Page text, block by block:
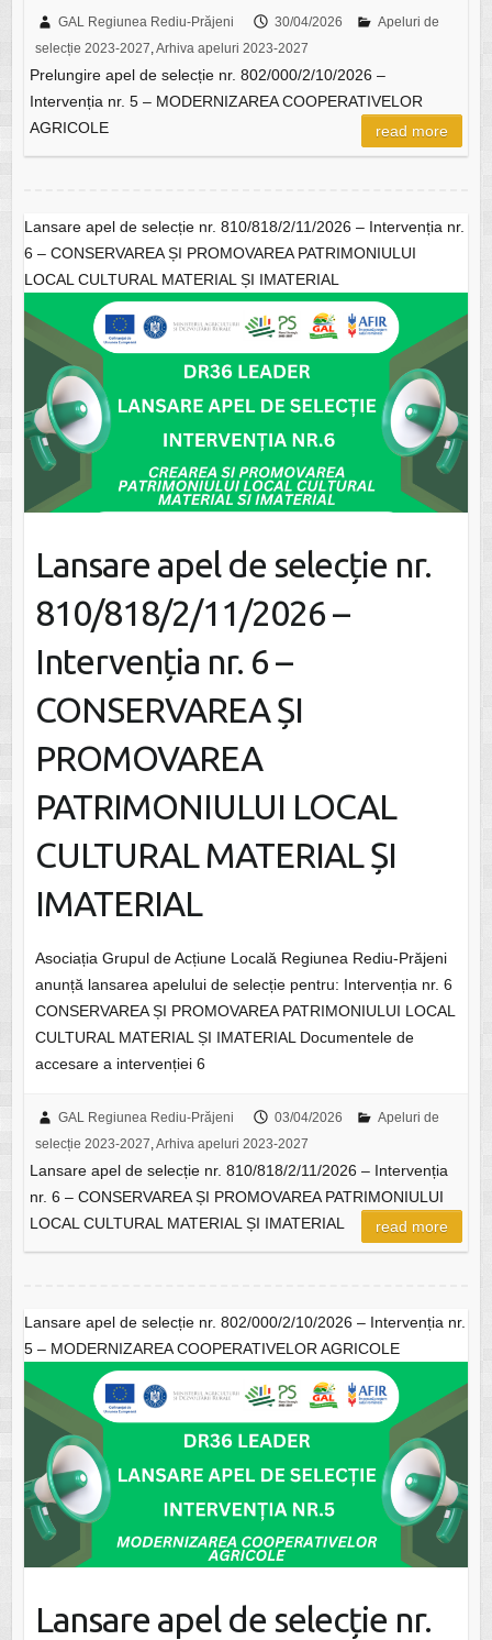
GAL Regiunea Rediu-Prăjeni 30/04/2026
Apeluri de
selecție 2023-2027,Arhiva apeluri 2023-2027
Prelungire apel de selecție nr. 802/000/2/10/2026 –
Intervenția nr. 5 – MODERNIZAREA COOPERATIVELOR
AGRICOLE
read more
Lansare apel de selecție nr. 810/818/2/11/2026 – Intervenția nr.
6 – CONSERVAREA ȘI PROMOVAREA PATRIMONIULUI
LOCAL CULTURAL MATERIAL ȘI IMATERIAL
Lansare apel de selecție nr.
810/818/2/11/2026 –
Intervenția nr. 6 –
CONSERVAREA ȘI
PROMOVAREA
PATRIMONIULUI LOCAL
CULTURAL MATERIAL ȘI
IMATERIAL
Asociația Grupul de Acțiune Locală Regiunea Rediu-Prăjeni
anunță lansarea apelului de selecție pentru: Intervenția nr. 6
CONSERVAREA ȘI PROMOVAREA PATRIMONIULUI LOCAL
CULTURAL MATERIAL ȘI IMATERIAL Documentele de
accesare a intervenției 6
GAL Regiunea Rediu-Prăjeni 03/04/2026
Apeluri de
selecție 2023-2027,Arhiva apeluri 2023-2027
Lansare apel de selecție nr. 810/818/2/11/2026 – Intervenția
nr. 6 – CONSERVAREA ȘI PROMOVAREA PATRIMONIULUI
LOCAL CULTURAL MATERIAL ȘI IMATERIAL
read more
Lansare apel de selecție nr. 802/000/2/10/2026 – Intervenția nr.
5 – MODERNIZAREA COOPERATIVELOR AGRICOLE
Lansare apel de selecție nr.